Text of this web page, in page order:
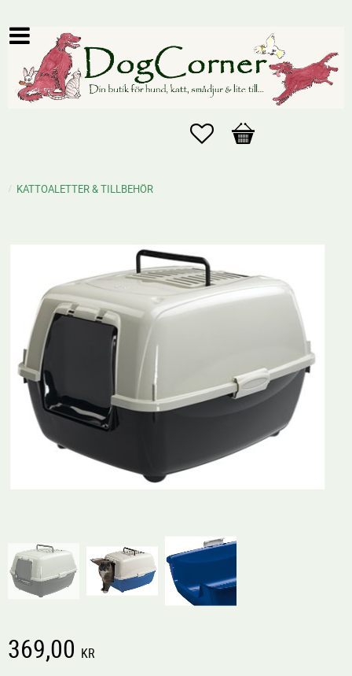
Favoriter
Kundvagn
KATTOALETTER & TILLBEHÖR
369,00 KR